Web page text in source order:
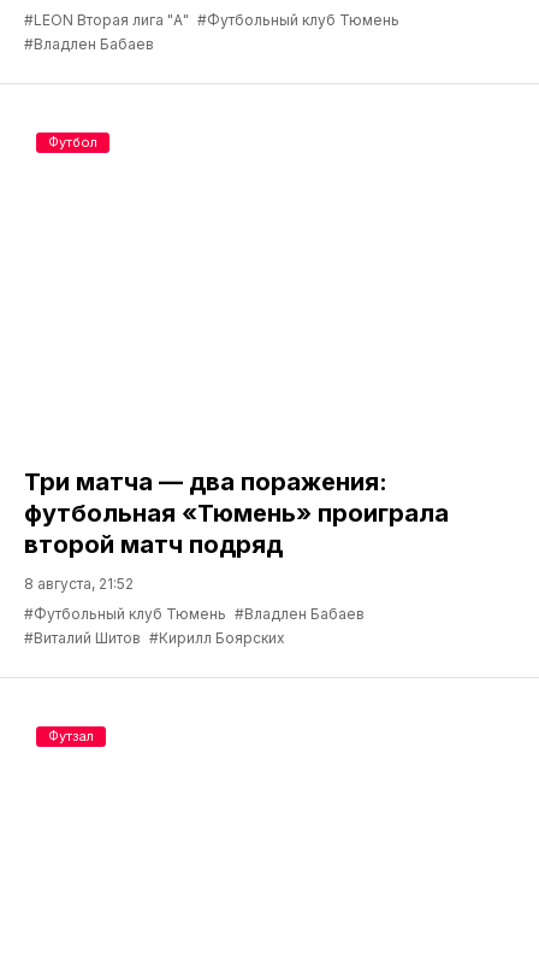
#LEON Вторая лига "А" #Футбольный клуб Тюмень
#Владлен Бабаев
Три матча — два поражения:
футбольная «Тюмень» проиграла
второй матч подряд
8 августа, 21:52
#Футбольный клуб Тюмень #Владлен Бабаев
#Виталий Шитов #Кирилл Боярских
Футбол
Футзал